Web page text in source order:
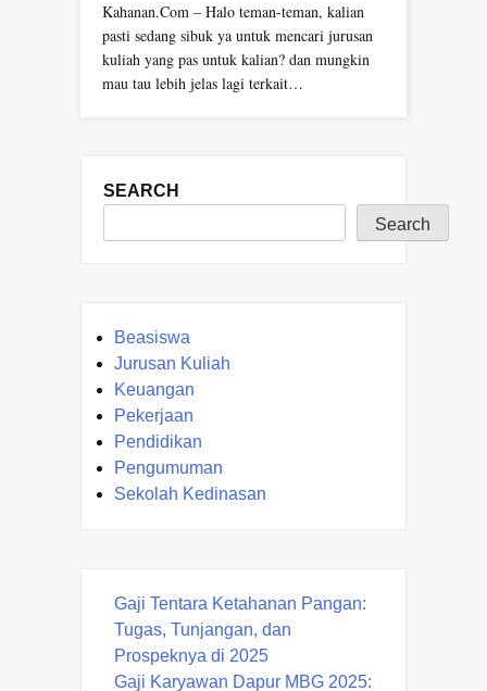
Kahanan.Com – Halo teman-teman, kalian
pasti sedang sibuk ya untuk mencari jurusan
kuliah yang pas untuk kalian? dan mungkin
mau tau lebih jelas lagi terkait…
SEARCH
Search
Beasiswa
Jurusan Kuliah
Keuangan
Pekerjaan
Pendidikan
Pengumuman
Sekolah Kedinasan
Gaji Tentara Ketahanan Pangan:
Tugas, Tunjangan, dan
Prospeknya di 2025
Gaji Karyawan Dapur MBG 2025: